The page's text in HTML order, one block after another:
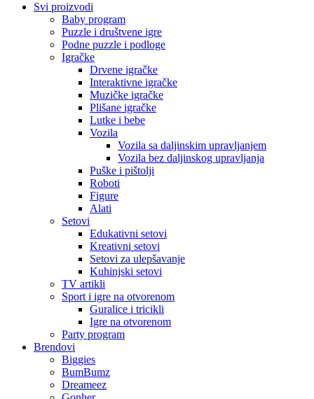
Svi proizvodi
Baby program
Puzzle i društvene igre
Podne puzzle i podloge
Igračke
Drvene igračke
Interaktivne igračke
Muzičke igračke
Plišane igračke
Lutke i bebe
Vozila
Vozila sa daljinskim upravljanjem
Vozila bez daljinskog upravljanja
Puške i pištolji
Roboti
Figure
Alati
Setovi
Edukativni setovi
Kreativni setovi
Setovi za ulepšavanje
Kuhinjski setovi
TV artikli
Sport i igre na otvorenom
Guralice i tricikli
Igre na otvorenom
Party program
Brendovi
Biggies
BumBumz
Dreameez